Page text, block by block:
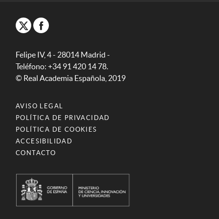
Felipe IV, 4 - 28014 Madrid -
Teléfono: +34 91 420 14 78.
© Real Academia Española, 2019
AVISO LEGAL
POLÍTICA DE PRIVACIDAD
POLÍTICA DE COOKIES
ACCESIBILIDAD
CONTACTO